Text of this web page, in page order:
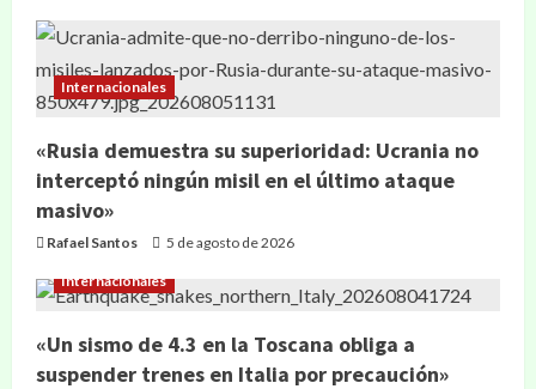
Internacionales
«Rusia demuestra su superioridad: Ucrania no
interceptó ningún misil en el último ataque
masivo»
Rafael Santos 5 de agosto de 2026
Internacionales
«Un sismo de 4.3 en la Toscana obliga a
suspender trenes en Italia por precaución»